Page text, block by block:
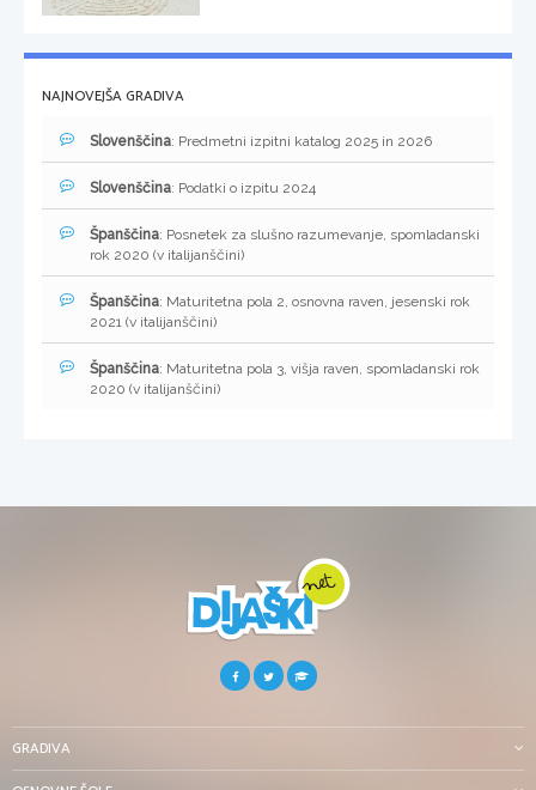
NAJNOVEJŠA GRADIVA
Slovenščina: Predmetni izpitni katalog 2025 in 2026
Slovenščina: Podatki o izpitu 2024
Španščina: Posnetek za slušno razumevanje, spomladanski
rok 2020 (v italijanščini)
Španščina: Maturitetna pola 2, osnovna raven, jesenski rok
2021 (v italijanščini)
Španščina: Maturitetna pola 3, višja raven, spomladanski rok
2020 (v italijanščini)
GRADIVA